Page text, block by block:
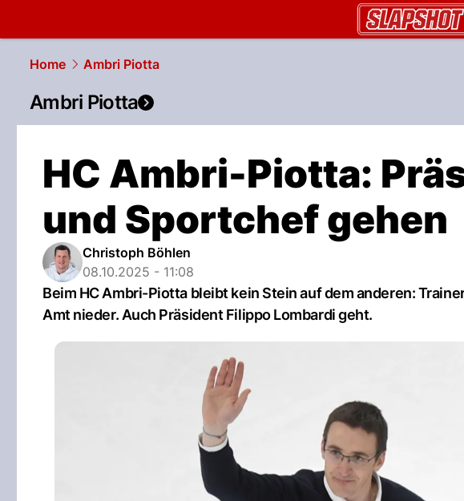
slapshot.NAU.ch
Home
Ambri Piotta
Ambri Piotta
HC Ambri-Piotta:
und Sportchef gehen
Christoph Böhlen
08.10.2025 - 11:08
Beim HC Ambri-Piotta bleibt kein Stein auf dem anderen:
Amt nieder. Auch Präsident Filippo Lombardi geht.